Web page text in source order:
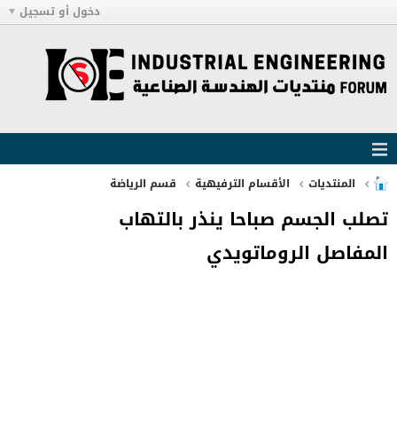
دخول أو تسجيل
المنتديات الأقسام الترفيهية قسم الرياضة
تصلب الجسم صباحا ينذر بالتهاب
المفاصل الروماتويدي